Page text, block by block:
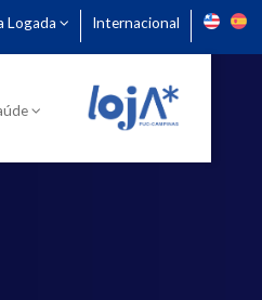
Logada Internacional